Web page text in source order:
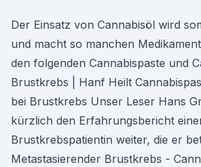
Der Einsatz von Cannabisöl wird
und macht so manchen
den folgenden Cannabispaste und
Brustkrebs | Hanf Heilt
bei Brustkrebs Unser Leser Hans
kürzlich den Erfahrungsbericht
Brustkrebspatientin weiter, die er
Metastasierender Brustkrebs -